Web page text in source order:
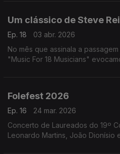
Um clássico de Steve
Ep. 18
03 abr. 2026
No mês que assinala a
"Music For 18 Musicians"
Folefest 2026
Ep. 16
24 mar. 2026
Concerto de Laureados do 19º
Leonardo Martins, João Dionísio